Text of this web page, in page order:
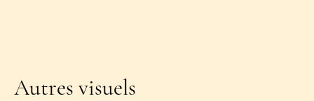
Autres visuels